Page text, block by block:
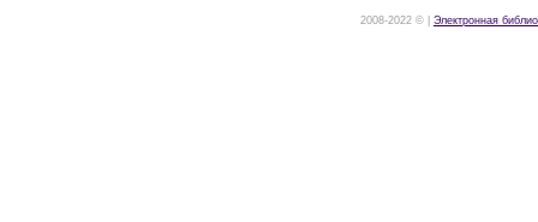
2008-2022 © | Электронная